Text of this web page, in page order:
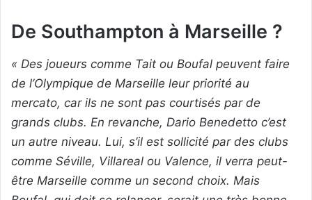
De Southampton à Marseille ?
« Des joueurs comme Tait ou Boufal peuvent faire
de l’Olympique de Marseille leur priorité au
mercato, car ils ne sont pas courtisés par de
grands clubs. En revanche, Dario Benedetto c’est
un autre niveau. Lui, s’il est sollicité par des clubs
comme Séville, Villareal ou Valence, il verra peut-
être Marseille comme un second choix. Mais